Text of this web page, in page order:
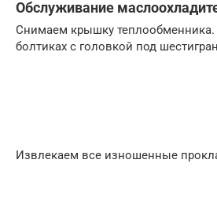
Обслуживание
Снимаем крышку теплообменника.
болтиках с головкой под
Извлекаем все изношенные